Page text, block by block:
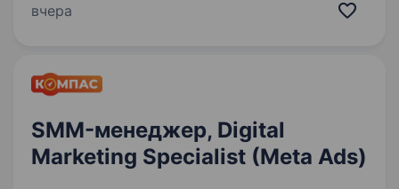
лаки, масла, віск і багато іншого). У нас амбітні
вчера
SMM-менеджер, Digital
Marketing Specialist (Meta Ads)